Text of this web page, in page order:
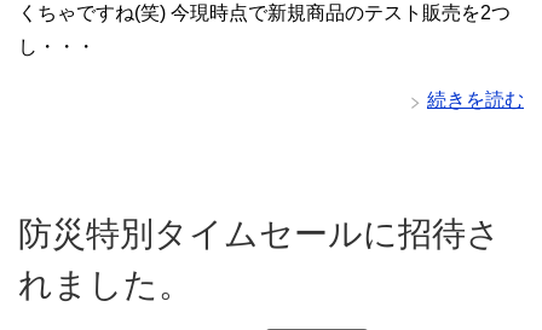
くちゃですね(笑) 今現時点で新規商品のテスト販売を2つ
し・・・
続きを読む
防災特別タイムセールに招待さ
れました。